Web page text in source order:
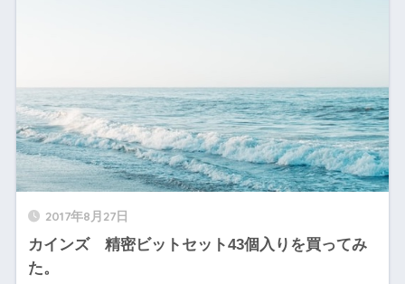
2017年8月27日
カインズ 精密ビットセット43個入りを買ってみ
た。